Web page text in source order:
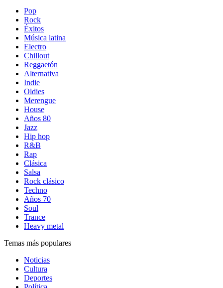
Pop
Rock
Éxitos
Música latina
Electro
Chillout
Reggaetón
Alternativa
Indie
Oldies
Merengue
House
Años 80
Jazz
Hip hop
R&B
Rap
Clásica
Salsa
Rock clásico
Techno
Años 70
Soul
Trance
Heavy metal
Temas más populares
Noticias
Cultura
Deportes